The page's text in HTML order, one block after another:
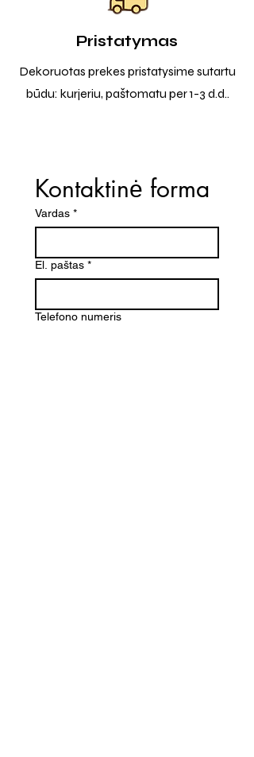
Pristatymas
Dekoruotas prekes pristatysime sutartu
būdu: kurjeriu, paštomatu per 1-3 d.d..
Kontaktinė forma
Vardas *
El. paštas *
Telefono numeris